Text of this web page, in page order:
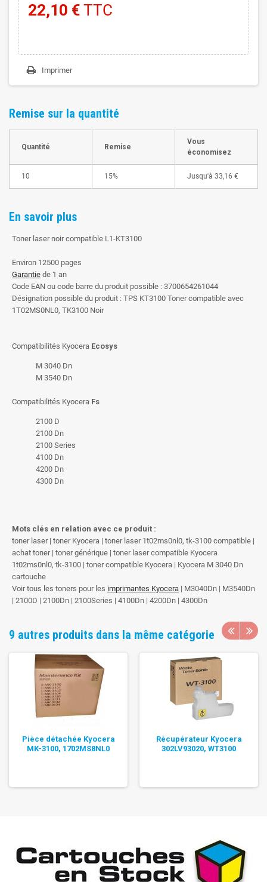
22,10 € TTC
Imprimer
Remise sur la quantité
Quantité Remise
Vous
économisez
10 15% Jusqu'à 33,16 €
En savoir plus
Toner laser noir compatible L1-KT3100
Environ 12500 pages
Garantie de 1 an
Code EAN ou code barre du produit possible : 3700654261044
Désignation possible du produit : TPS KT3100 Toner compatible avec
1T02MS0NL0, TK3100 Noir
Compatibilités Kyocera Ecosys
M 3040 Dn
M 3540 Dn
Compatibilités Kyocera Fs
2100 D
2100 Dn
2100 Series
4100 Dn
4200 Dn
4300 Dn
Mots clés en relation avec ce produit :
toner laser | toner Kyocera | toner laser 1t02ms0nl0, tk-3100 compatible |
achat toner | toner générique | toner laser compatible Kyocera
1t02ms0nl0, tk-3100 | toner compatible Kyocera | Kyocera M 3040 Dn
cartouche
Voir tous les toners pour les imprimantes Kyocera | M3040Dn | M3540Dn
| 2100D | 2100Dn | 2100Series | 4100Dn | 4200Dn | 4300Dn
9 autres produits dans la même catégorie
Pièce détachée Kyocera
MK-3100, 1702MS8NL0
Récupérateur Kyocera
302LV93020, WT3100